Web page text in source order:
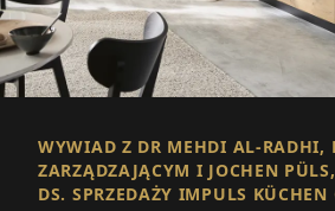
WYWIAD Z DR MEHDI AL-RADHI,
ZARZĄDZAJĄCYM I JOCHEN
DS. SPRZEDAŻY IMPULS KÜCHEN